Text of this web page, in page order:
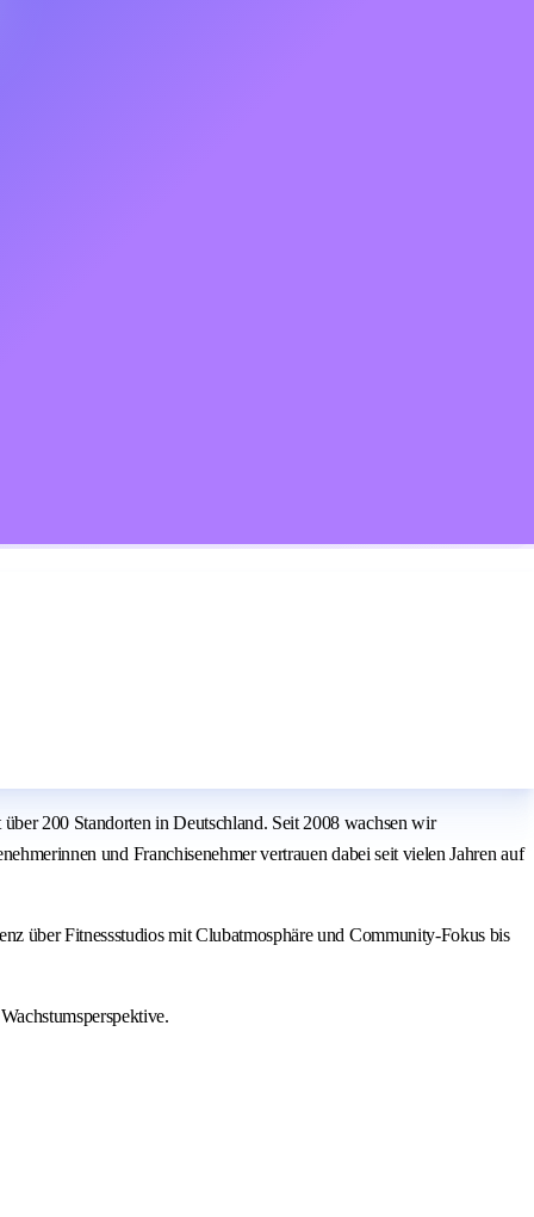
200 Standorten in Deutschland. Seit 2008 wachsen wir
und Franchisenehmer vertrauen dabei seit vielen Jahren auf
über Fitnessstudios mit Clubatmosphäre und Community-Fokus bis